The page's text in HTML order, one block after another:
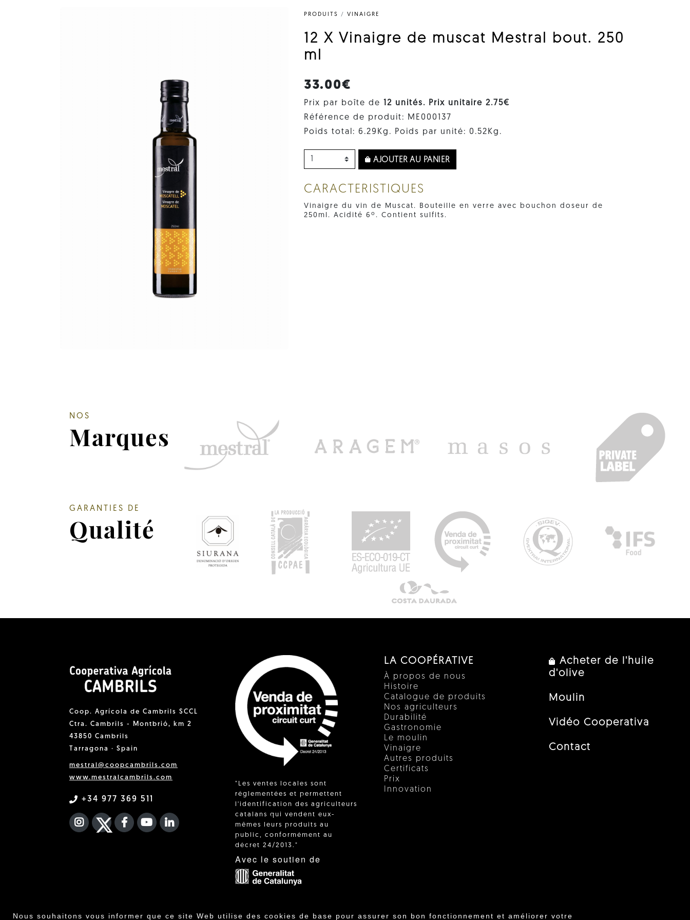
Nous souhaitons vous informer que ce site Web utilise des cookies de base pour assurer son bon fonctionnement et améliorer votre
PRODUITS / VINAIGRE
12 X Vinaigre de muscat Mestral bout. 250
ml
33.00€
Prix par boîte de
12 unités. Prix ​​unitaire 2.75€
Référence de produit: ME000137
Poids total: 6.29Kg. Poids par unité: 0.52Kg.
AJOUTER AU PANIER
CARACTERISTIQUES
Vinaigre du vin de Muscat. Bouteille en verre avec bouchon doseur de
250ml. Acidité 6º. Contient sulfits.
NOS
Marques
GARANTIES DE
Qualité
Coop. Agrícola de Cambrils SCCL
Ctra. Cambrils - Montbrió, km 2
43850 Cambrils
Tarragona · Spain
mestral@coopcambrils.com
www.mestralcambrils.com
+34 977 369 511
INSTAGRAM
TWITTER
FACEBOOK F
YOUTUBEFA LINKEDIN IN
"Les ventes locales sont
réglementées et permettent
l'identification des agriculteurs
catalans qui vendent eux-
mêmes leurs produits au
public, conformément au
décret 24/2013."
Avec le soutien de
LA COOPÉRATIVE
À propos de nous
Histoire
Catalogue de produits
Nos agriculteurs
Durabilité
Gastronomie
Le moulin
Vinaigre
Autres produits
Certificats
Prix
Innovation
Acheter de l'huile
d'olive
Moulin
Vidéo Cooperativa
Contact